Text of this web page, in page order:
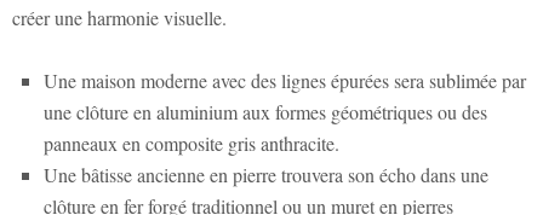
créer une harmonie visuelle.
Une maison moderne avec des lignes épurées sera sublimée par
une clôture en aluminium aux formes géométriques ou des
panneaux en composite gris anthracite.
Une bâtisse ancienne en pierre trouvera son écho dans une
clôture en fer forgé traditionnel ou un muret en pierres